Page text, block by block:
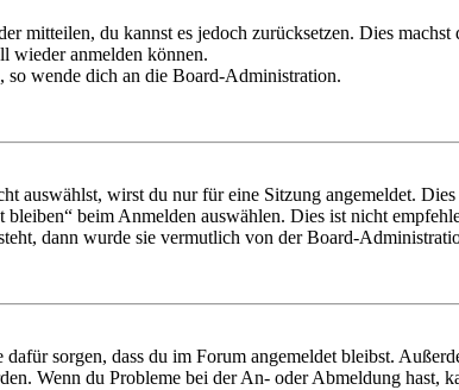
mitteilen, du kannst es jedoch zurücksetzen. Dies
wieder anmelden können.
so wende dich an die Board-Administration.
auswählst, wirst du nur für eine Sitzung angemeldet.
beim Anmelden auswählen. Dies ist nicht
dann wurde sie vermutlich von der Board-
sorgen, dass du im Forum angemeldet bleibst.
Wenn du Probleme bei der An- oder Abmeldung hast,